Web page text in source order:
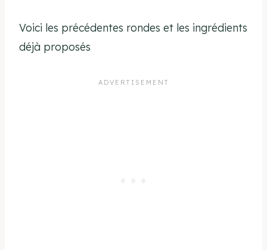
Voici les précédentes rondes et les ingrédients
déjà proposés